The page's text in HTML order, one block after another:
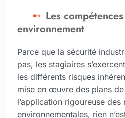
Les
environnement
Parce que la sécurité
pas, les stagiaires
les différents risques
mise en œuvre des plans
l’application rigoureuse des
environnementales, rien